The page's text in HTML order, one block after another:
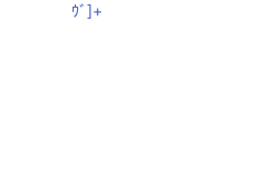
ｳﾞ]+